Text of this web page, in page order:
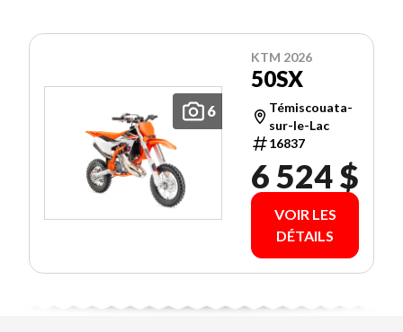
6
KTM 2026
50SX
Témiscouata-
sur-le-Lac
16837
6 524 $
VOIR LES
DÉTAILS